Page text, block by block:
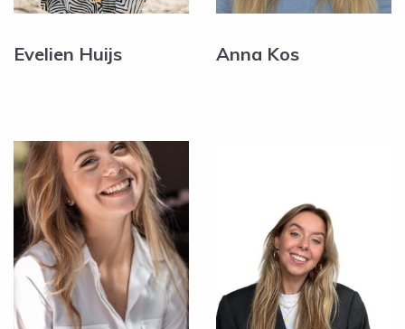
Evelien Huijs Anna Kos